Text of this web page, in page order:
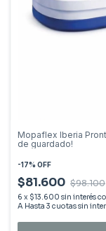
Mopaflex Iberia
de guardado!
-17% OFF
$81.600 $98.100
6 x $13.600 sin interés